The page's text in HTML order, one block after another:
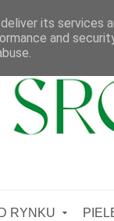
RYNKU
its services
and